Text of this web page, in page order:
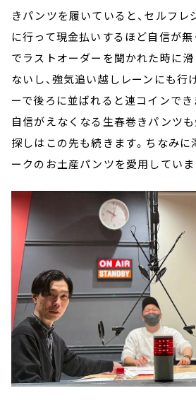
きパンツを履いていると、セルフ
に行って現金払いするほど自信が
でラストオーダーを聞かれた時に
ないし、強気追い越しレーンにも行
ーで後ろに並ばれると連コインでき
自信がえなくなる生春巻きパンツ
探しはこの先も続きます。ちなみ
ークのお土産パンツを愛用していま